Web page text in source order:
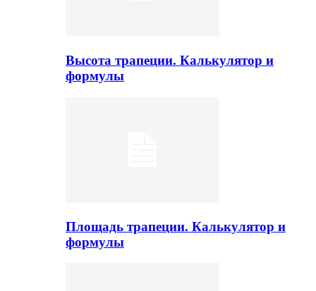
Высота трапеции. Калькулятор и
формулы
Площадь трапеции. Калькулятор и
формулы